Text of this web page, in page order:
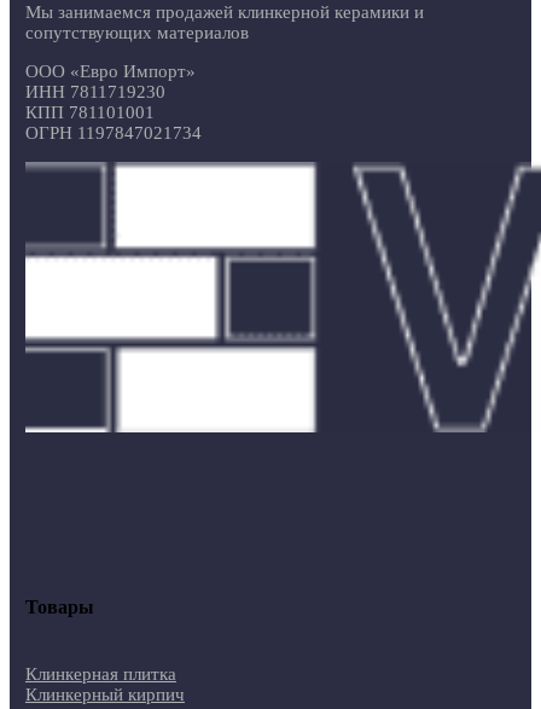
Мы занимаемся продажей клинкерной керамики и
сопутствующих материалов
ООО «Евро Импорт»
ИНН 7811719230
КПП 781101001
ОГРН 1197847021734
Товары
Клинкерная плитка
Клинкерный кирпич